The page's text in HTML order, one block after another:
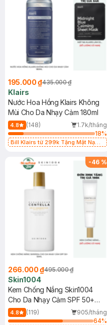
195.000 ₫435.000 ₫
Klairs
Nước Hoa Hồng Klairs Không
Mùi Cho Da Nhạy Cảm 180ml
4.8 (148)
1.7k/tháng
18%
Bill Klairs từ 299k Tặng Mặt Nạ
25ml (SL Có Hạn)
-46 %
266.000 ₫495.000 ₫
Skin1004
Kem Chống Nắng Skin1004
Cho Da Nhạy Cảm SPF 50+
50ml
4.8 (119)
905/tháng
64%